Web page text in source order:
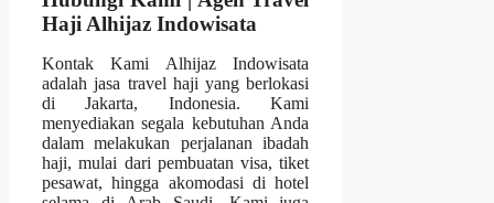
Haji Alhijaz Indowisata
Kontak Kami Alhijaz Indowisata
adalah jasa travel haji yang berlokasi
di Jakarta, Indonesia. Kami
menyediakan segala kebutuhan Anda
dalam melakukan perjalanan ibadah
haji, mulai dari pembuatan visa, tiket
pesawat, hingga akomodasi di hotel